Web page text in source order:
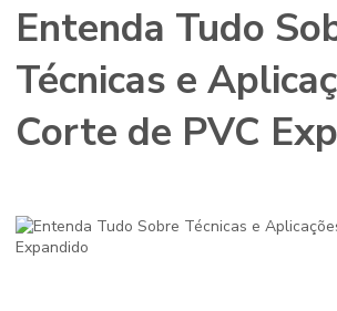
Entenda Tudo
Técnicas e
Corte de PVC